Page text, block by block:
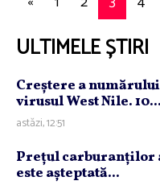
ULTIMELE ȘTIRI
Creştere a
virusul West Nile. 10...
astăzi, 12:51
Preţul carburanţilor
este aşteptată...